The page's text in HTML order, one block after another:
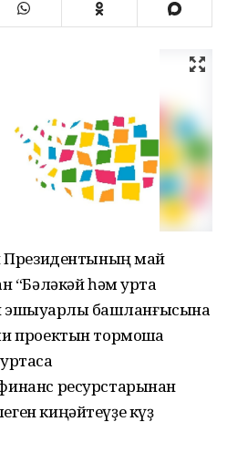
Президентының май
“Бәләкәй һәм урта
эшҡыуарлыҡ башланғысына
проектын тормошҡа
ресурстарынан
киңәйтеүҙе күҙ